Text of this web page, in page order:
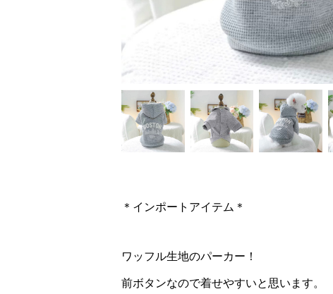
＊インポートアイテム＊
ワッフル生地のパーカー！
前ボタンなので着せやすいと思います。